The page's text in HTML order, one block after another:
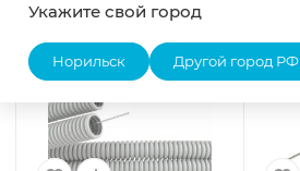
Укажите свой город
Норильск Другой город РФ